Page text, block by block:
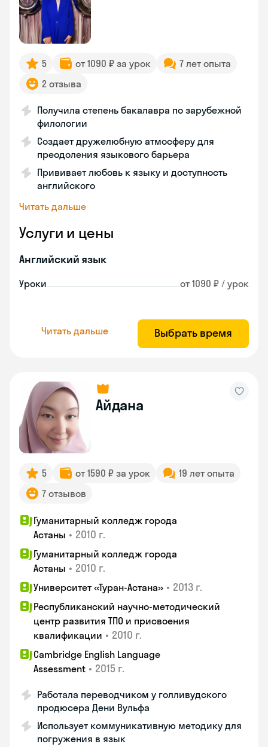
5 от 1090 ₽ за урок
7 лет опыта
2 отзыва
Получила степень бакалавра по зарубежной
филологии
Создает дружелюбную атмосферу для
преодоления языкового барьера
Прививает любовь к языку и доступность
английского
Читать дальше
Услуги и цены
Английский язык
Уроки от 1090 ₽ / урок
Читать дальше Выбрать время
Айдана
5 от 1590 ₽ за урок
19 лет опыта
7 отзывов
Гуманитарный колледж города
Астаны • 2010 г.
Гуманитарный колледж города
Астаны • 2010 г.
Университет «Туран-Астана» • 2013 г.
Республиканский научно-методический
центр развития ТПО и присвоения
квалификации • 2010 г.
Cambridge English Language
Assessment • 2015 г.
Работала переводчиком у голливудского
продюсера Дени Вульфа
Использует коммуникативную методику для
погружения в язык